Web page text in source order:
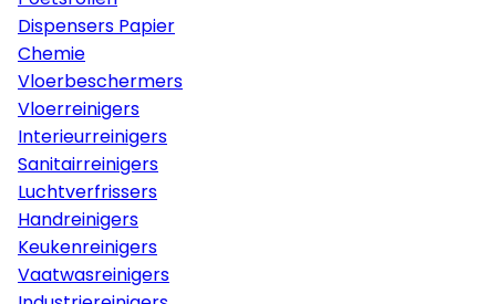
Dispensers Papier
Chemie
Vloerbeschermers
Vloerreinigers
Interieurreinigers
Sanitairreinigers
Luchtverfrissers
Handreinigers
Keukenreinigers
Vaatwasreinigers